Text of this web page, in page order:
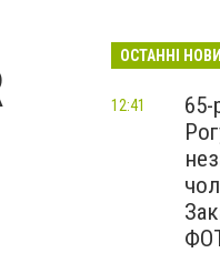
ОСТАННІ
12:41